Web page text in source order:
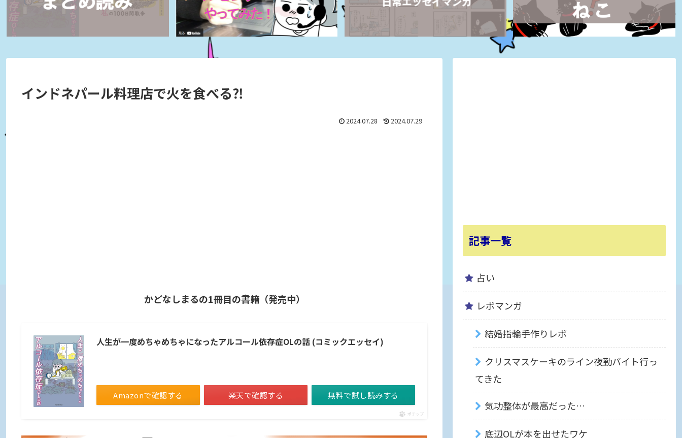
インドネパール料理店で火を食べる⁈
2024.07.28 2024.07.29
かどなしまるの1冊目の書籍（発売中）
人生が一度めちゃめちゃになったアルコール依存症OLの話 (コミックエッセイ)
Amazonで確認する 楽天で確認する 無料で試し読みする
ポチップ
記事一覧
占い
レポマンガ
結婚指輪手作りレポ
クリスマスケーキのライン夜勤バイト行っ
てきた
気功整体が最高だった…
底辺OLが本を出せたワケ